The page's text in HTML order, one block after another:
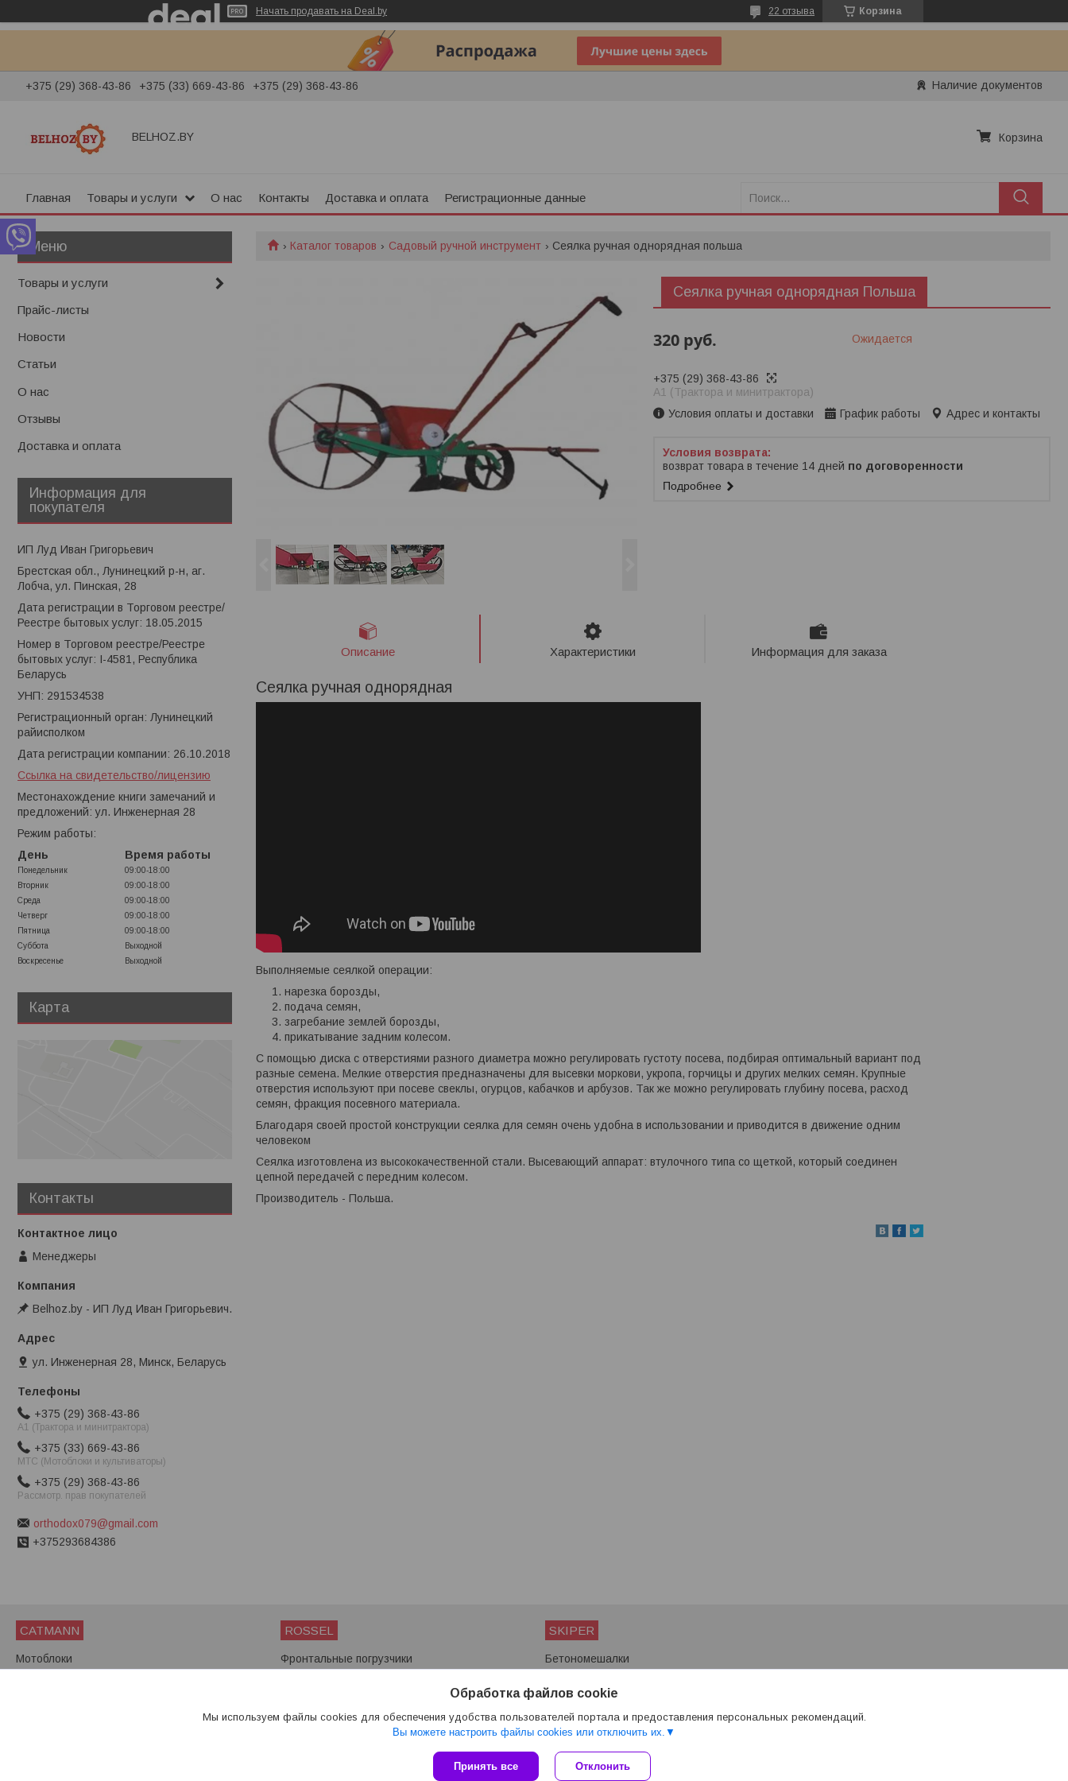
Начать продавать на Deal.by Корзина
22 отзыва
+375 (29) 368-43-86 +375 (33) 669-43-86 +375 (29) 368-43-86 Наличие документов
BELHOZ.BY Корзина
Главная Товары и услуги О нас Контакты Доставка и оплата Регистрационные данные
Каталог товаров Садовый ручной инструмент Сеялка ручная однорядная польша
Сеялка ручная однорядная Польша
320 руб. Ожидается
+375 (29) 368-43-86
A1 (Трактора и минитрактора)
Условия оплаты и доставки
График работы Адрес и контакты
возврат товара в течение 14 дней по договоренности
Подробнее
Описание Характеристики Информация для заказа
Сеялка ручная однорядная
Выполняемые сеялкой операции:
нарезка борозды,
подача семян,
загребание землей борозды,
прикатывание задним колесом.
С помощью диска с отверстиями разного диаметра можно регулировать густоту посева, подбирая оптимальный вариант под
разные семена. Мелкие отверстия предназначены для высевки моркови, укропа, горчицы и других мелких семян. Крупные
отверстия используют при посеве свеклы, огурцов, кабачков и арбузов. Так же можно регулировать глубину посева, расход
семян, фракция посевного материала.
Благодаря своей простой конструкции сеялка для семян очень удобна в использовании и приводится в движение одним
человеком
Сеялка изготовлена из высококачественной стали. Высевающий аппарат: втулочного типа со щеткой, который соединен
цепной передачей с передним колесом.
Производитель - Польша.
Товары и услуги
Прайс-листы
Новости
Статьи
О нас
Отзывы
Доставка и оплата
Информация для
покупателя
ИП Луд Иван Григорьевич
Брестская обл., Лунинецкий р-н, аг.
Лобча, ул. Пинская, 28
Дата регистрации в Торговом реестре/
Реестре бытовых услуг: 18.05.2015
Номер в Торговом реестре/Реестре
бытовых услуг: I-4581, Республика
Беларусь
УНП: 291534538
Регистрационный орган: Лунинецкий
райисполком
Дата регистрации компании: 26.10.2018
Ссылка на свидетельство/лицензию
Местонахождение книги замечаний и
предложений: ул. Инженерная 28
Режим работы:
День
Время работы
Понедельник
09:00-18:00
Вторник
09:00-18:00
Среда
09:00-18:00
Четверг
09:00-18:00
Пятница
09:00-18:00
Суббота
Выходной
Воскресенье
Выходной
Карта
Контакты
Менеджеры
Belhoz.by - ИП Луд Иван Григорьевич.
ул. Инженерная 28, Минск, Беларусь
+375 (29) 368-43-86
A1 (Трактора и минитрактора)
+375 (33) 669-43-86
МТС (Мотоблоки и культиваторы)
+375 (29) 368-43-86
Рассмотр. прав покупателей
orthodox079@gmail.com
+375293684386
CATMANN
Мотоблоки
ROSSEL
Фронтальные погрузчики
SKIPER
Бетономешалки
Снегоуборщики
Сайт создан на платформе Deal.by
Обработка файлов cookie
Мы используем файлы cookies для обеспечения удобства пользователей портала и предоставления персональных рекомендаций.
Вы можете настроить файлы cookies или отключить их.
Принять все Отклонить